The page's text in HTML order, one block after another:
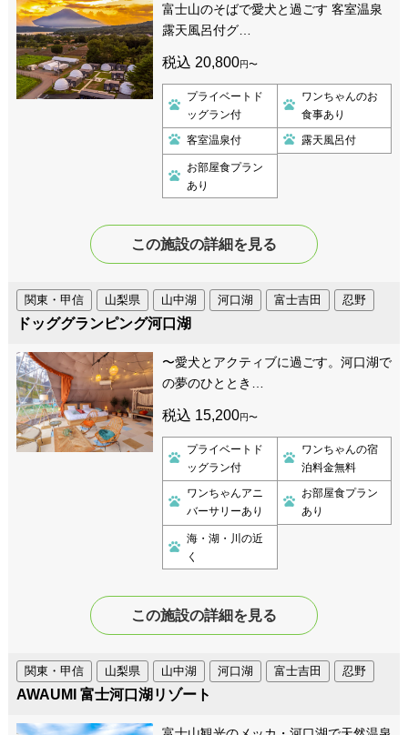
富士山のそばで愛犬と過ごす 客室温泉
露天風呂付グ…
税込 20,800円〜
プライベートド
ッグラン付
ワンちゃんのお
食事あり
客室温泉付 露天風呂付
お部屋食プラン
あり
この施設の詳細を見る
富士吉田 忍野
関東・甲信 山梨県 山中湖 河口湖
ドッググランピング河口湖
〜愛⽝とアクティブに過ごす。河⼝湖で
の夢のひととき…
税込 15,200円〜
プライベートド
ッグラン付
ワンちゃんの宿
泊料金無料
ワンちゃんアニ
バーサリーあり
お部屋食プラン
あり
海・湖・川の近
く
この施設の詳細を見る
富士吉田 忍野
関東・甲信 山梨県 山中湖 河口湖
AWAUMI 富士河口湖リゾート